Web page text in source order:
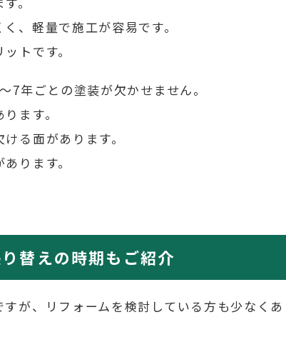
、軽量で施工が容易です。
トです。
7年ごとの塗装が欠かせません。
ます。
る面があります。
ります。
替えの時期もご紹介
が、リフォームを検討している方も少なく